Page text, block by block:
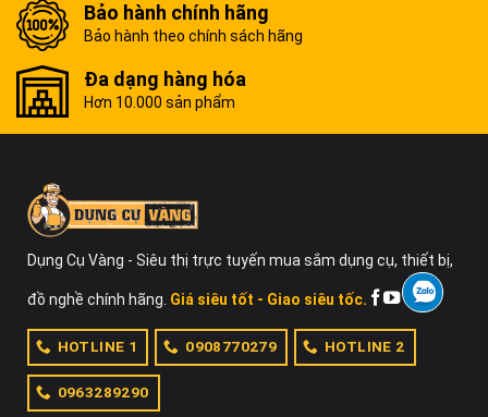
Bảo hành chính hãng
Bảo hành theo chính sách hãng
Đa dạng hàng hóa
Hơn 10.000 sản phẩm
Dụng Cụ Vàng - Siêu thị trực tuyến mua sắm dụng cụ, thiết bị,
đồ nghề chính hãng. Giá siêu tốt - Giao siêu tốc.
HOTLINE 1 0908770279 HOTLINE 2
0963289290